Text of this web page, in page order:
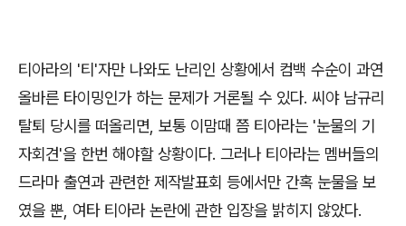
티아라의 '티'자만 나와도 난리인 상황에서 컴백 수순이 과연
올바른 타이밍인가 하는 문제가 거론될 수 있다. 씨야 남규리
탈퇴 당시를 떠올리면, 보통 이맘때 쯤 티아라는 '눈물의 기
자회견'을 한번 해야할 상황이다. 그러나 티아라는 멤버들의
드라마 출연과 관련한 제작발표회 등에서만 간혹 눈물을 보
였을 뿐, 여타 티아라 논란에 관한 입장을 밝히지 않았다.